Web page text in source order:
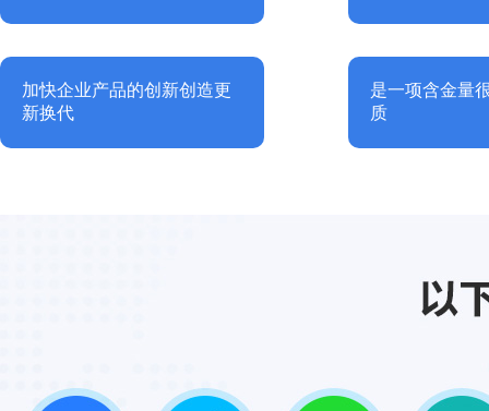
加快企业产品的创新创造更
新换代
是一项含金量
质